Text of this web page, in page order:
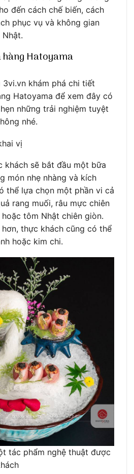
đến cách chế biến, cách
phục vụ và không gian
hàng Hatoyama
khám phá chi tiết
Hatoyama để xem đây có
những trải nghiệm tuyệt
nhé.
vị
khách sẽ bắt đầu một bữa
món nhẹ nhàng và kích
thể lựa chọn một phần vi cả
rang muối, râu mực chiên
tôm Nhật chiên giòn.
thực khách cũng có thể
hoặc kim chi.
tác phẩm nghệ thuật được